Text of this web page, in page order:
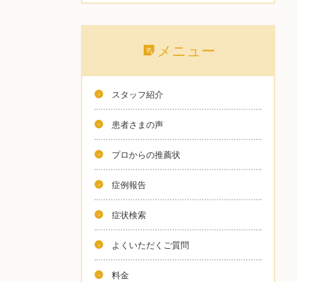
メニュー
スタッフ紹介
患者さまの声
プロからの推薦状
症例報告
症状検索
よくいただくご質問
料金